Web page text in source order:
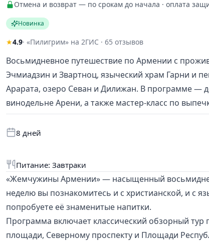
Отмена и возврат — по срокам до начала · оплата
Новинка
★4.9· «Пилигрим» на 2ГИС · 65 отзывов
Восьмидневное путешествие по Армении с
Эчмиадзин и Звартноц, языческий храм Гарни и
Арарата, озеро Севан и Дилижан. В программе —
винодельне Арени, а также мастер-класс по
8 дней
Питание: Завтраки
«Жемчужины Армении» — насыщенный
неделю вы познакомитесь и с христианской, и с
попробуете её знаменитые напитки.
Программа включает классический обзорный тур
площади, Северному проспекту и Площади